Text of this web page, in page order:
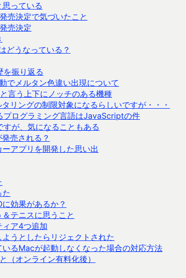
っている
売決定で気づいたこと
売決定
どうなっている？
を振り返る
でメルタン色違い出現について
言う上下にノッチのある機種
リングの制限対象になるらしいですが・・・
プログラミング言語はJavaScriptの件
が、気になることもある
売される？
アプリを開発した思い出
効果があるか？
テニスに思うこと
ィア4つ追加
うとしたらリジェクトされた
るMacが起動しなくなった場合の対応方法
（オンライン有料化後）